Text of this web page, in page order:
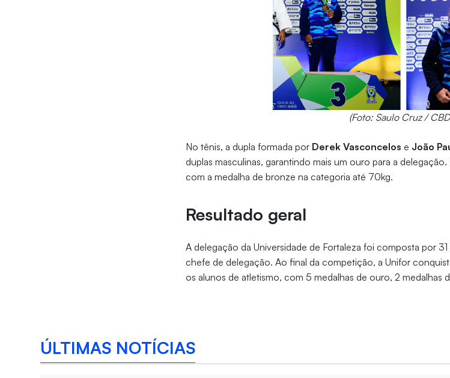
(Foto: Saulo Cruz /
No tênis, a dupla formada por Derek Vasconcelos e João
duplas masculinas, garantindo mais um ouro para a
com a medalha de bronze na categoria até 70kg.
Resultado geral
A delegação da Universidade de Fortaleza foi composta por
chefe de delegação. Ao final da competição, a Unifor
os alunos de atletismo, com 5 medalhas de ouro, 2 medalhas
ÚLTIMAS NOTÍCIAS